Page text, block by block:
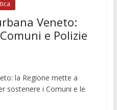
Veneto:
e Polizie
la Regione mette a
sostenere i Comuni e le